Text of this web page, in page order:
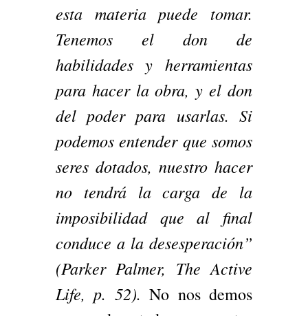
esta materia puede tomar.
Tenemos el don de
habilidades y herramientas
para hacer la obra, y el don
del poder para usarlas. Si
podemos entender que somos
seres dotados, nuestro hacer
no tendrá la carga de la
imposibilidad que al final
conduce a la desesperación”
(Parker Palmer, The Active
Life, p. 52).No nos demos